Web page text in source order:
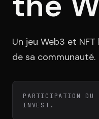
Activités
Un jeu Web3 et
de sa communauté.
PARTICIPATION DU
INVEST.